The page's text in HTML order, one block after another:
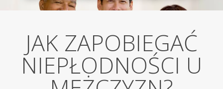
JAK ZAPOBIEGAĆ
NIEPŁODNOŚCI U